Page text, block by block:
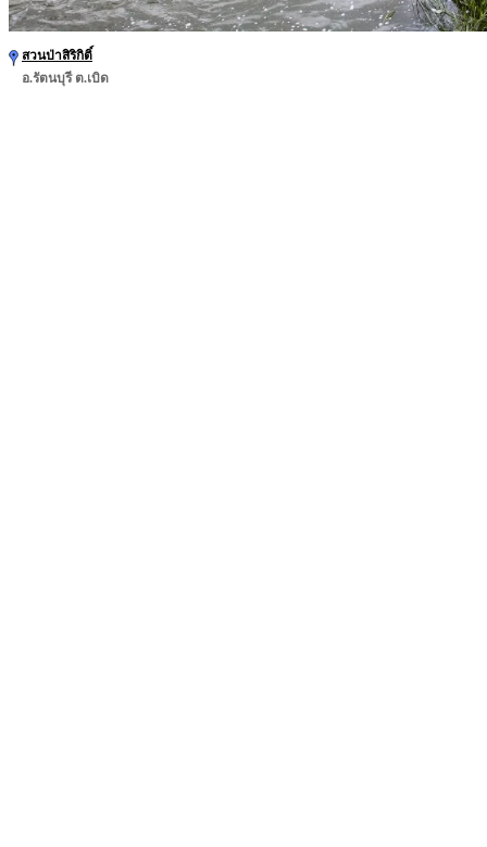
สวนป่าสิริกิติ์
อ.รัตนบุรี ต.เบิด